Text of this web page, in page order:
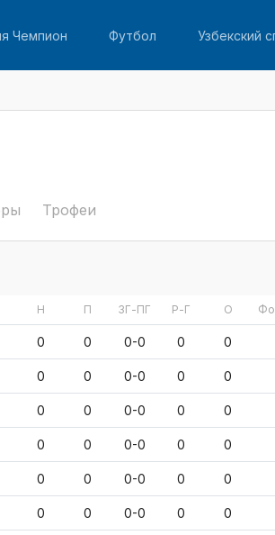
Чемпион Футбол Узбекский
Трофеи
Н П ЗГ-ПГ Р-Г О
0 0 0-0 0 0
0 0 0-0 0 0
0 0 0-0 0 0
0 0 0-0 0 0
0 0 0-0 0 0
0 0 0-0 0 0